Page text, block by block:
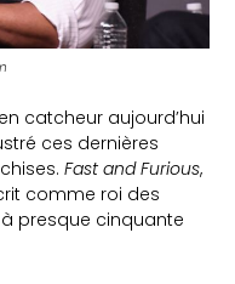
catcheur aujourd’hui
ces dernières
Fast and Furious,
comme roi des
presque cinquante